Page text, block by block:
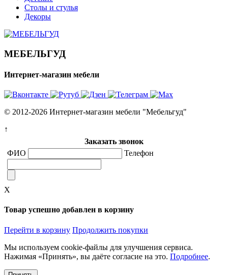
Столы и стулья
Декоры
МЕБЕЛЬГУД
Интернет-магазин мебели
© 2012-2026 Интернет-магазин мебели "Мебельгуд"
↑
Заказать звонок
ФИО
Телефон
X
Товар успешно добавлен в корзину
Перейти в корзину Продолжить покупки
Мы используем cookie-файлы для улучшения сервиса.
Нажимая «Принять», вы даёте согласие на это. Подробнее.